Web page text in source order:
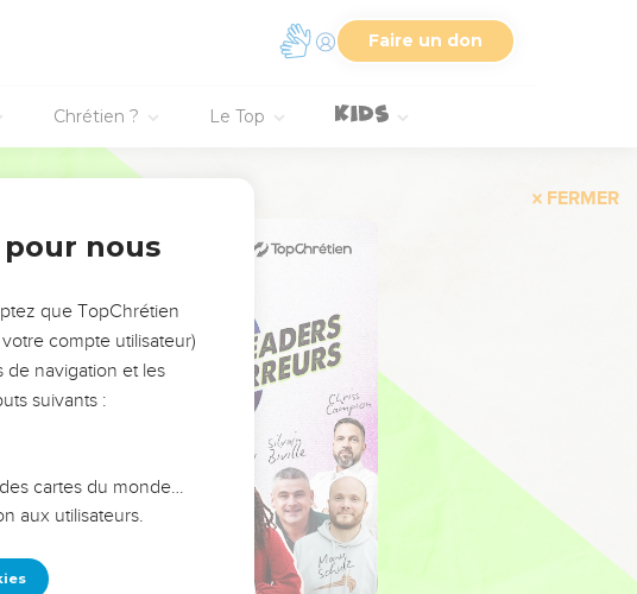
Faire un don
Chrétien ? Le Top
FERMER
nous
que TopChrétien
compte utilisateur)
de navigation et les
suivants :
cartes du monde…
aux utilisateurs.